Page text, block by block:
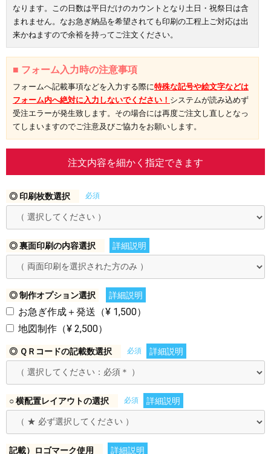
なります。この日数は平日だけのカウントとなり土日・祝祭日は含
まれません。なお急ぎ納品を希望されても印刷の工程上ご対応は出
来かねますので余裕を持ってご注文ください。
■ フォーム入力時の注意事項
フォームへ記載事項などを入力する際に特殊な記号や絵文字などは
フォーム内へ絶対に入力しないでください！ システムが読み込めず
受注エラーが発生致します。その場合には再度ご注文し直しとなっ
てしまいますのでご注意及びご協力をお願いします。
注文内容を細かく指定できます
◎ 印刷枚数選択 必須
◎ 裏面印刷の内容選択 詳細説明
◎ 制作オプション選択 詳細説明
お急ぎ作成＋発送（¥ 1,500）
地図制作（¥ 2,500）
◎ ＱＲコードの記載数選択 必須 詳細説明
○ 横配置レイアウトの選択 必須 詳細説明
記載）ロゴマーク使用 詳細説明